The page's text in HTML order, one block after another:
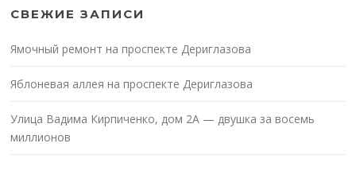
СВЕЖИЕ ЗАПИСИ
Ямочный ремонт на проспекте Дериглазова
Яблоневая аллея на проспекте Дериглазова
Улица Вадима Кирпиченко, дом 2А — двушка за восемь
миллионов